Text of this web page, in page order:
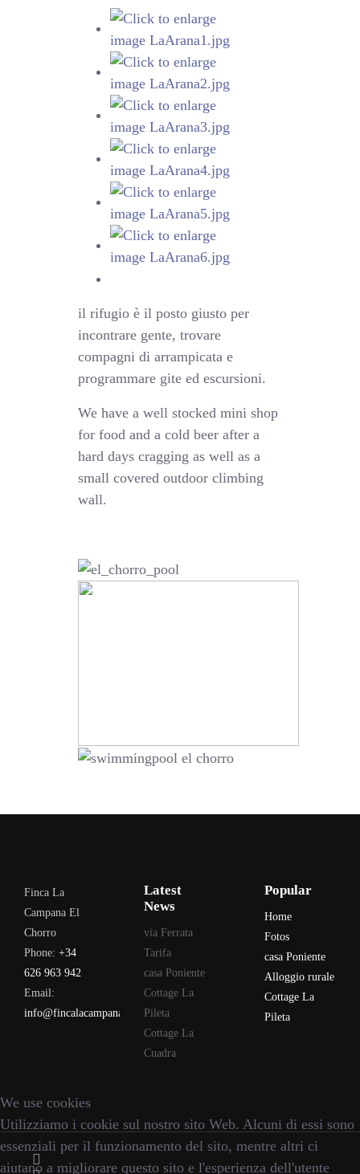
il rifugio è il posto giusto per
incontrare gente, trovare
compagni di arrampicata e
programmare gite ed escursioni.
We have a well stocked mini shop
for food and a cold beer after a
hard days cragging as well as a
small covered outdoor climbing
wall.
Finca La
Campana El
Chorro
Phone: +34
626 963 942
Email:
info@fincalacampana.com
Latest
News
via Ferrata
Tarifa
casa Poniente
Cottage La
Pileta
Cottage La
Cuadra
Popular
Home
Fotos
casa Poniente
Alloggio rurale
Cottage La
Pileta
We use cookies
Utilizziamo i cookie sul nostro sito Web. Alcuni di essi sono
essenziali per il funzionamento del sito, mentre altri ci
aiutano a migliorare questo sito e l'esperienza dell'utente